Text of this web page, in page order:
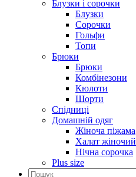
Блузки і сорочки
Блузки
Сорочки
Гольфи
Топи
Брюки
Брюки
Комбінезони
Кюлоти
Шорти
Спідниці
Домашній одяг
Жіноча піжама
Халат жіночий
Нічна сорочка
Plus size